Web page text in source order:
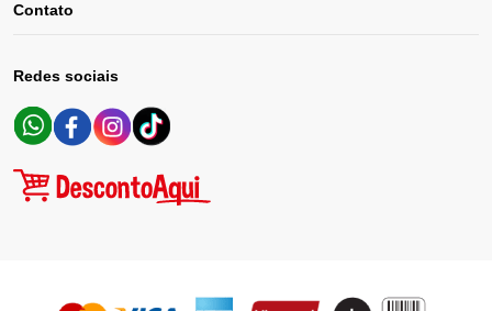
Contato
Redes sociais